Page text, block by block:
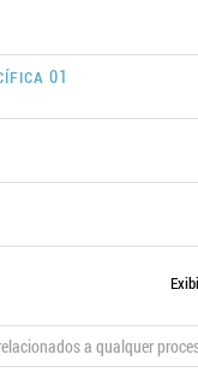
01
a qualquer